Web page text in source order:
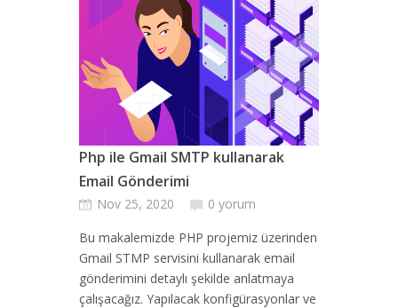
Php ile Gmail SMTP kullanarak
Email Gönderimi
Nov 25, 2020
0 yorum
Bu makalemizde PHP projemiz üzerinden
Gmail STMP servisini kullanarak email
gönderimini detaylı şekilde anlatmaya
çalışacağız. Yapılacak konfigürasyonlar ve